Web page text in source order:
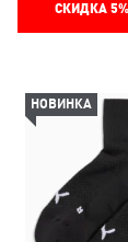
СКИДКА 5%
НОВИНКА